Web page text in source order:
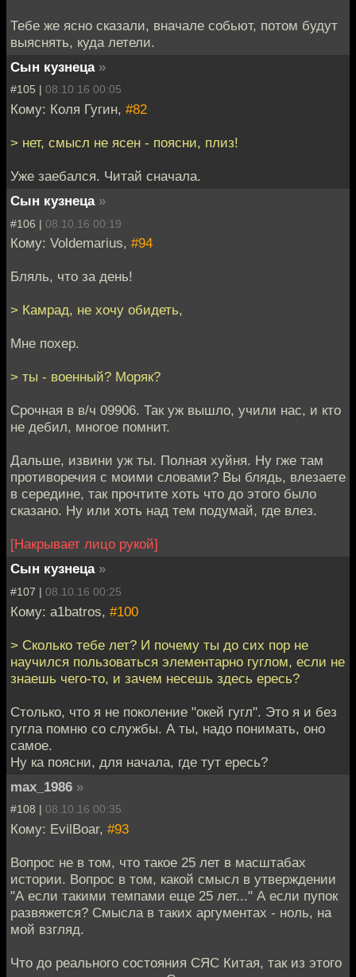
Тебе же ясно сказали, вначале собьют, потом будут
выяснять, куда летели.
Сын кузнеца »
#105 | 08.10.16 00:05
Кому: Коля Гугин, #82
> нет, смысл не ясен - поясни, плиз!
Уже заебался. Читай сначала.
Сын кузнеца »
#106 | 08.10.16 00:19
Кому: Voldemarius, #94
Бляль, что за день!
> Камрад, не хочу обидеть,
Мне похер.
> ты - военный? Моряк?
Срочная в в/ч 09906. Так уж вышло, учили нас, и кто
не дебил, многое помнит.
Дальше, извини уж ты. Полная хуйня. Ну гже там
противоречия с моими словами? Вы блядь, влезаете
в середине, так прочтите хоть что до этого было
сказано. Ну или хоть над тем подумай, где влез.
[Накрывает лицо рукой]
Сын кузнеца »
#107 | 08.10.16 00:25
Кому: a1batros, #100
> Сколько тебе лет? И почему ты до сих пор не
научился пользоваться элементарно гуглом, если не
знаешь чего-то, и зачем несешь здесь ересь?
Столько, что я не поколение "окей гугл". Это я и без
гугла помню со службы. А ты, надо понимать, оно
самое.
Ну ка поясни, для начала, где тут ересь?
max_1986 »
#108 | 08.10.16 00:35
Кому: EvilBoar, #93
Вопрос не в том, что такое 25 лет в масштабах
истории. Вопрос в том, какой смысл в утверждении
"А если такими темпами еще 25 лет..." А если пупок
развяжется? Смысла в таких аргументах - ноль, на
мой взгляд.
Что до реального состояния СЯС Китая, так из этого